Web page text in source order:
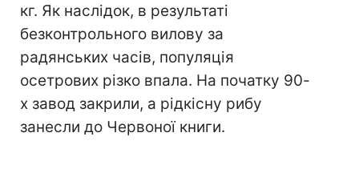
кг. Як наслідок, в результаті
безконтрольного вилову за
радянських часів, популяція
осетрових різко впала. На початку 90-
х завод закрили, а рідкісну рибу
занесли до Червоної книги.